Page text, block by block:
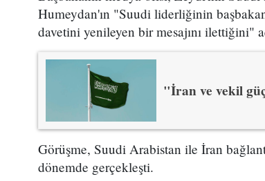
Humeydan'ın "Suudi liderliğinin
davetini yenileyen bir mesajını ilettiğini"
"İran ve vekil
Görüşme, Suudi Arabistan ile İran
dönemde gerçekleşti.